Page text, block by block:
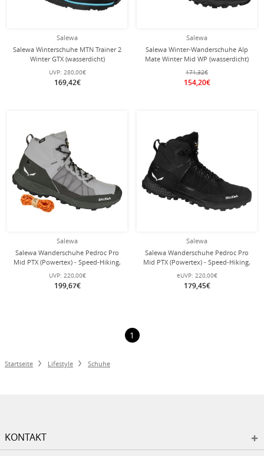
Salewa
Salewa Winterschuhe MTN Trainer 2
Winter GTX (wasserdicht)
beigebraun Damen
UVP: 280,00€
169,42€
Salewa
Salewa Winter-Wanderschuhe Alp
Mate Winter Mid WP (wasserdicht)
onyxschwarz Herren
171,32€
154,20€
Salewa
Salewa Wanderschuhe Pedroc Pro
Mid PTX (Powertex) - Speed-Hiking,
Travel, wasserdicht - grau Herren
UVP: 220,00€
199,67€
Salewa
Salewa Wanderschuhe Pedroc Pro
Mid PTX (Powertex) - Speed-Hiking,
Travel, wasserdicht - schwarz Herren
eUVP: 220,00€
179,45€
1
Startseite Lifestyle Schuhe
KONTAKT